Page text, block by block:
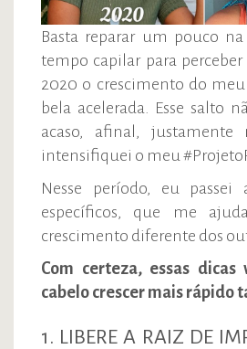
Basta reparar um pouco
tempo capilar para perceber
2020 o crescimento do
bela acelerada. Esse salto
acaso, afinal, justamente
intensifiquei o meu
Nesse período, eu passei
específicos, que me
crescimento diferente dos
Com certeza, essas
cabelo crescer mais rápido
1. LIBERE A RAIZ DE